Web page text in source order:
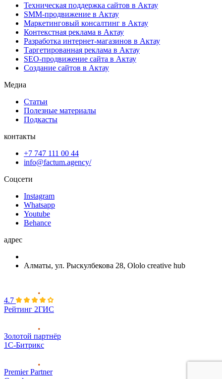
Техническая поддержка сайтов в Актау
SMM-продвижение в Актау
Маркетинговый консалтинг в Актау
Контекстная реклама в Актау
Разработка интернет-магазинов в Актау
Таргетированная реклама в Актау
SEO-продвижение сайта в Актау
Создание сайтов в Актау
Медиа
Статьи
Полезные материалы
Подкасты
контакты
+7 747 111 00 44
info@factum.agency/
Соцсети
Instagram
Whatsapp
Youtube
Behance
адрес
Алматы, ул. Рыскулбекова 28, Ololo creative hub
4.7
Рейтинг 2ГИС
Золотой партнёр
1С-Битрикс
Premier Partner